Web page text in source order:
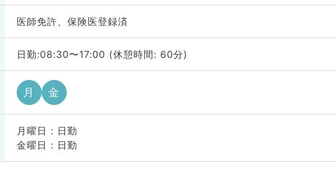
医師免許、保険医登録済
日勤:08:30〜17:00 (休憩時間: 60分)
月 金
月曜日 : 日勤
金曜日 : 日勤